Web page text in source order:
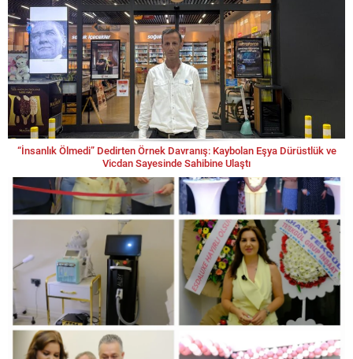
“İnsanlık Ölmedi” Dedirten Örnek Davranış: Kaybolan Eşya Dürüstlük ve
Vicdan Sayesinde Sahibine Ulaştı